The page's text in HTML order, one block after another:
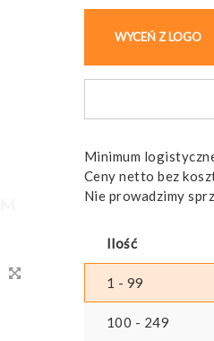
ELONWYCEŃ Z LOGO
Minimum
Ceny netto bez
Nie prowadzimy
Ilość
1 - 99
100 - 249